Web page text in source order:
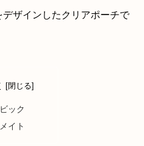
ザインしたクリアポーチで
ック
イト